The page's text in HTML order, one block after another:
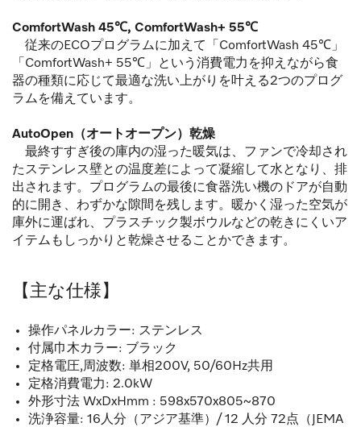
ComfortWash 45℃, ComfortWash+ 55℃
従来のECOプログラムに加えて「ComfortWash 45℃」
「ComfortWash+ 55℃」という消費電力を抑えながら食
器の種類に応じて最適な洗い上がりを叶える2つのプログ
ラムを備えています。
AutoOpen（オートオープン）乾燥
最終すすぎ後の庫内の湿った暖気は、ファンで冷却され
たステンレス壁との温度差によって凝縮して水となり、排
出されます。プログラムの最後に食器洗い機のドアが自動
的に開き、わずかな隙間を残します。暖かく湿った空気が
庫外に運ばれ、プラスチック製ボウルなどの乾きにくいア
イテムもしっかりと乾燥させることかできます。
【主な仕様】
操作パネルカラー: ステンレス
付属巾木カラー: ブラック
定格電圧,周波数: 単相200V, 50/60Hz共用
定格消費電力: 2.0kW
外形寸法 WxDxHmm : 598x570x805~870
洗浄容量: 16人分（アジア基準）/ 12 人分 72点（JEMA